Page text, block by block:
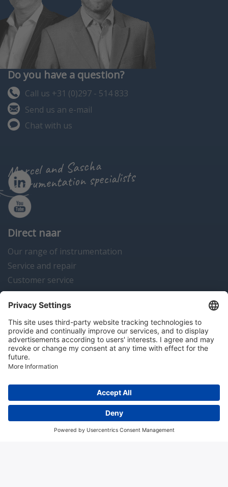
Do you have a question?
Call us +31 (0)297 - 514 833
Send us an e-mail
Chat with us
Marcel and Sascha
instrumentation specialists
Direct naar
Our range of instrumentation
Service and repair
Customer service
Instrumentation news
Contact us
Algemene voorwaarden Disclaimer
Colofon
Copyright © 2026 Hitma B.V.. All rights reserved.